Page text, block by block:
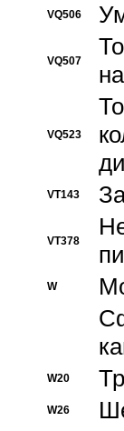
VQ506
VQ507
VQ523
VT143
VT378
W
W20
W26